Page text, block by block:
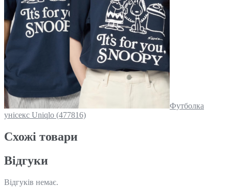
Футболка
унісекс Uniqlo (477816)
Схожi товари
Відгуки
Відгуків немає.